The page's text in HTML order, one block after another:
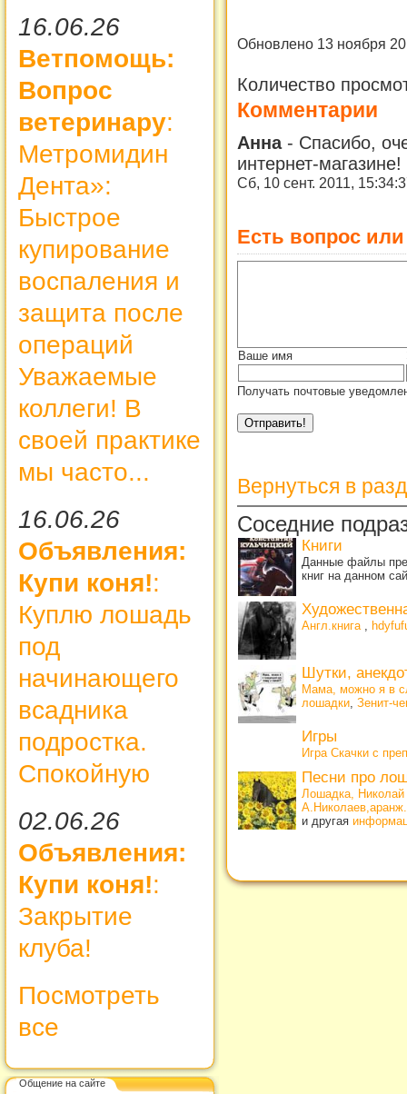
16.06.26
Ветпомощь:
Вопрос
ветеринару:
Метромидин
Дента»:
Быстрое
купирование
воспаления и
защита после
операций
Уважаемые
коллеги! В
своей практике
мы часто...
16.06.26
Объявления:
Купи коня!:
Куплю лошадь
под
начинающего
всадника
подростка.
Спокойную
02.06.26
Объявления:
Купи коня!:
Закрытие
клуба!
Посмотреть
все
Общение на сайте
Обновлено 13 ноября
Количество
Комментарии
Анна - Спасибо,
интернет-магазине!
Сб, 10 сент. 2011,
Есть вопрос
Ваше имя
Получать почтовые
Вернуться в
Соседние
Книги
Данные файлы
книг на данном
Англ.книга ,
Шутки,
Мама, можно я в
лошадки, Зенит-
Игры
Игра Скачки с
Песни про
Лошадка, Николай
и другая